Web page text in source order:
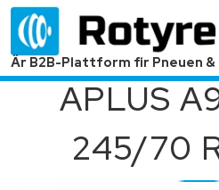
Är B2B-Plattform fir Pneuen &
APLUS
245/70